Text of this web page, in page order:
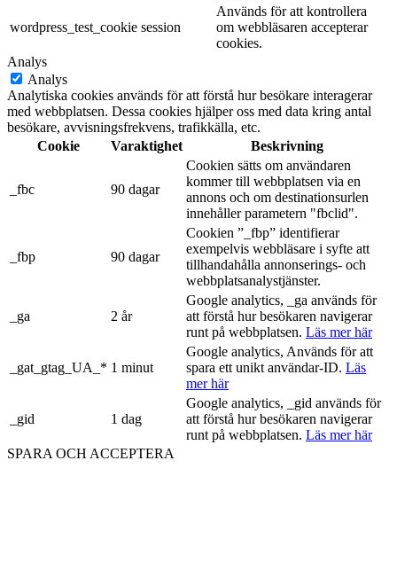
wordpress_test_cookie session
Används för att kontrollera
om webbläsaren accepterar
cookies.
Analys
Analys
Analytiska cookies används för att förstå hur besökare interagerar
med webbplatsen. Dessa cookies hjälper oss med data kring antal
besökare, avvisningsfrekvens, trafikkälla, etc.
Cookie
Varaktighet Beskrivning
_fbc 90 dagar
Cookien sätts om användaren
kommer till webbplatsen via en
annons och om destinationsurlen
innehåller parametern "fbclid".
_fbp 90 dagar
Cookien ”_fbp” identifierar
exempelvis webbläsare i syfte att
tillhandahålla annonserings- och
webbplatsanalystjänster.
_ga 2 år
Google analytics, _ga används för
att förstå hur besökaren navigerar
runt på webbplatsen. Läs mer här
_gat_gtag_UA_* 1 minut
Google analytics, Används för att
spara ett unikt användar-ID. Läs
mer här
_gid 1 dag
Google analytics, _gid används för
att förstå hur besökaren navigerar
runt på webbplatsen. Läs mer här
SPARA OCH ACCEPTERA